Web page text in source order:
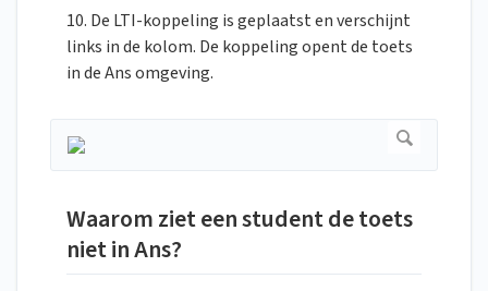
10. De LTI-koppeling is geplaatst en verschijnt
links in de kolom. De koppeling opent de toets
in de Ans omgeving.
Waarom ziet een student de toets
niet in Ans?